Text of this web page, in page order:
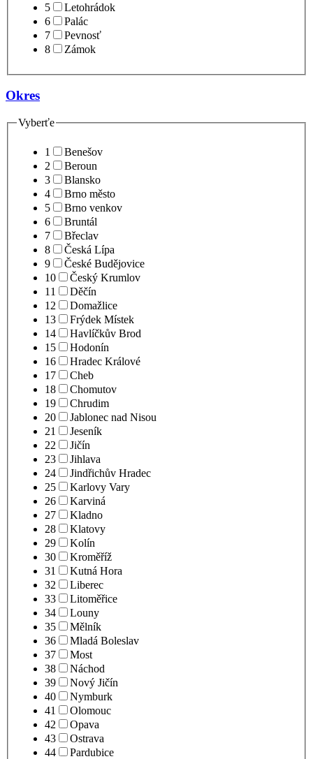
5
Letohrádok
6
Palác
7
Pevnosť
8
Zámok
Okres
Vyberťe
1
Benešov
2
Beroun
3
Blansko
4
Brno město
5
Brno venkov
6
Bruntál
7
Břeclav
8
Česká Lípa
9
České Budějovice
10
Český Krumlov
11
Děčín
12
Domažlice
13
Frýdek Místek
14
Havlíčkův Brod
15
Hodonín
16
Hradec Králové
17
Cheb
18
Chomutov
19
Chrudim
20
Jablonec nad Nisou
21
Jeseník
22
Jičín
23
Jihlava
24
Jindřichův Hradec
25
Karlovy Vary
26
Karviná
27
Kladno
28
Klatovy
29
Kolín
30
Kroměříž
31
Kutná Hora
32
Liberec
33
Litoměřice
34
Louny
35
Mělník
36
Mladá Boleslav
37
Most
38
Náchod
39
Nový Jičín
40
Nymburk
41
Olomouc
42
Opava
43
Ostrava
44
Pardubice